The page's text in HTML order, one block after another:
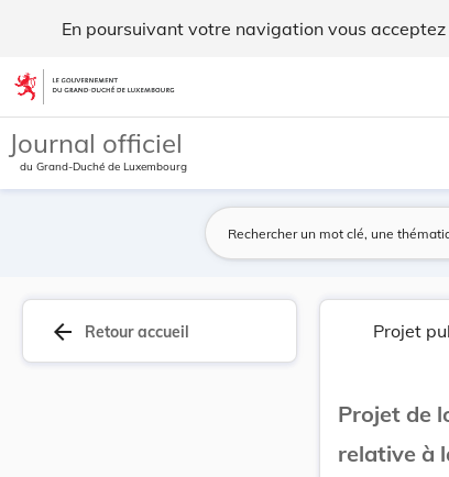
En poursuivant votre navigation vous
Aller au contenu
Journal officiel
du Grand-Duché de Luxembourg
arrow_back Retour accueil Projet
Projet de
relative à